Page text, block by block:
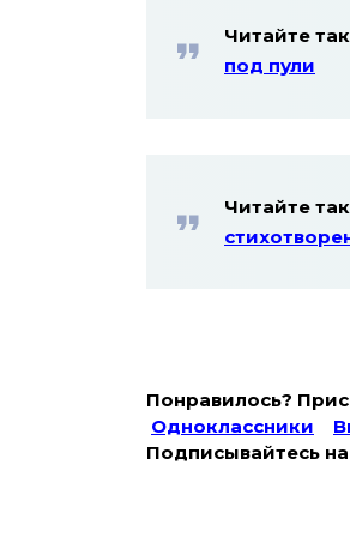
Читайте
под пули
Читайте
Понравилось?
Одноклассники
Подписывайтесь